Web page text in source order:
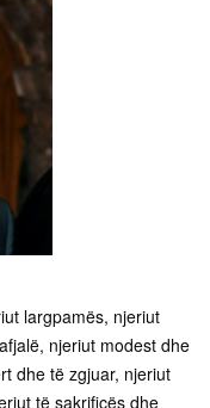
e shumë ndihmave për lëvizjen politike dhe të burgosurit politik. Të lumtë HAZIR HAZIRI – LATIFI përzemërgjërsinë dhe bëmirsinë tënde, për përpjekjet tuaja dhe përkrahjen e parreshtur të burgosurve politik dhe kërkesën Kosova Republikë. Shpirti juaj u prehtë në paqë në Kosovën e lirë që aq shumë e deshte dhe punove për te. Lavdi! Për këtë njeri i shkruajta këta pak rreshta për aq sa e njoha. Një pjesë e njerëzve apo vendasve të ndihmuar dhe të përkrahur nga bacë HAZIRI, e që dinë shumë për aktivitetin e tij nuk duhet të heshtin por të shkruajnë. I tillë ishte shpirti i tyre human dhe solidar në përkrahjen e njerëzve hallegjinjë. A nuk meritojnë këta njerëz bile një falënderim publik? shokët që ishin në pozita të ndryshme shtetrore pas luftës, në mos tjetër – një mirënjohje të thjeshtë për kontributin e tyre të dhënë në ato kohë më se të vështira! jo as edhe këtë gjënë më të vogël nuk e bënë. – Të kthehemi përseri te Selamiu. Selamiu si një njeri i shkolluar, i edukuar dhe arsimuar me një veqori dhe përsonalitet të rrallë të formimit intelektual, lexonte shumë libra dhe revista. Gjthashtu lexonte me një interesim të veqant literaturë ilegale të kohës që e siguronte nga kanale të ndryshme, njerëz dhe shokë të besuar. I ndjeri dhe i pavdekshmi, heroi i kombit Rexhep Malaj në një rast më thot: Njerëzit e arrirë profesionalisht si Selamiu e të tjerë duhet t’i ruajmë dhe t’i vendosim në krye apo udhëheqje të ndërmarjeve, kompanive të ndryshme të mëdha dhe mos t’i rrezikojmë në asnjë mënyrë. Kështu mendonin dhe punonin njerëzit e mëdhenjë si Rexhep Malaj. – Derisa e kisha vëllaun në burg – Basriun në Zenicë, nëna ime tani e ndjerë u pat bë merak të shkonte t’a vizitonte djalin e saj sepse kishte kaluar kohë e gjatë që nuk e kishte parë. Të shkonte me autobus ishte rrugë e gjatë dhe autobusi gjithherë e ka munduar shumë dhe ate në relacione shumë të shkurtra. Një ditë nga ditët në vijim, Selamiu si gjithëher vigjilent me drejtohet duke më thënë: se jam interesuar që nëna e juaj të shkoj të vizitoj Basriun në Zenicë me aeroplan deri në Sarajevë e pastaj me ndihmën e taxisë të shkoni në Zenicë. Njeri i thjeshtë, fjalë pak, i pa lavd por i punëve të mëdha i kishte kryer të gjitha punët rreth sigurimit dhe rezervimit të biletave për aeroplan duke treguar se biletat e aeroplanit i kam siguruar në relacionin Shkup – Sarajevë filan datën me nisje ora 8.00h të mëngjesit nga Shkupi dhe me kthyerje në të njejtën ditë në mbrëmje nga Sarajeva për Shkup ora 19.00h. Të gjitha me hargjime të veta. Kështu ishte Selamiu i fjalëve të pakëta por i punëve të mëdha. U nisëm heret në mëngjes me Selamiun dhe nënën time me veturë të Selamiut për të mbërri në Shkup para orës 8.00h. Selamiu na ka pritur tër ditën në aerodromin e Shkupit derisa jemi kthyer nga Sarajeva në mbrëmje. Fluturimi me aeroplan zgjati dy orë shkuarje dhe ardhje. Me të zbritur nga aeroplani në Sarajevë menjëherë morëm një taxi për Zenicë. Zenica nga Sarajeva kishte 80 kilometra. Vizituam vëllaun në burgun qendror të Zenicës sëbashku me nënën dhe përseri u kthyem me taxi në Aerodromin e Sarajevës ku kishim fluturimin për Shkup ora 19.00h të mbrëmjes. Në Shkup mbërrimë në ora 20.00h ku na priste Selamiu dhe nisemi për Gjilan ku arritëm në ora 22.00h. Pra rel